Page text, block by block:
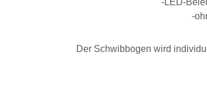
-LED-
-
Der Schwibbogen wird